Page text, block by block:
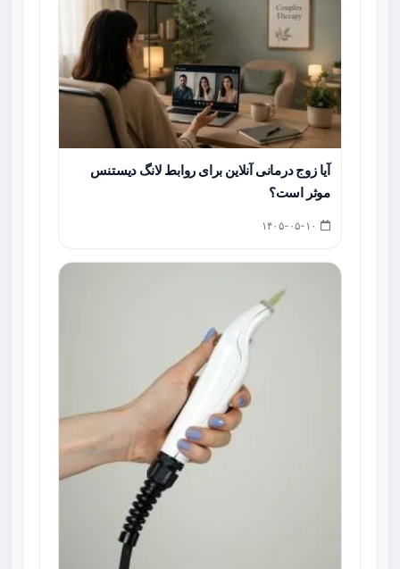
آیا زوج درمانی آنلاین برای روابط لانگ دیستنس
موثر است؟